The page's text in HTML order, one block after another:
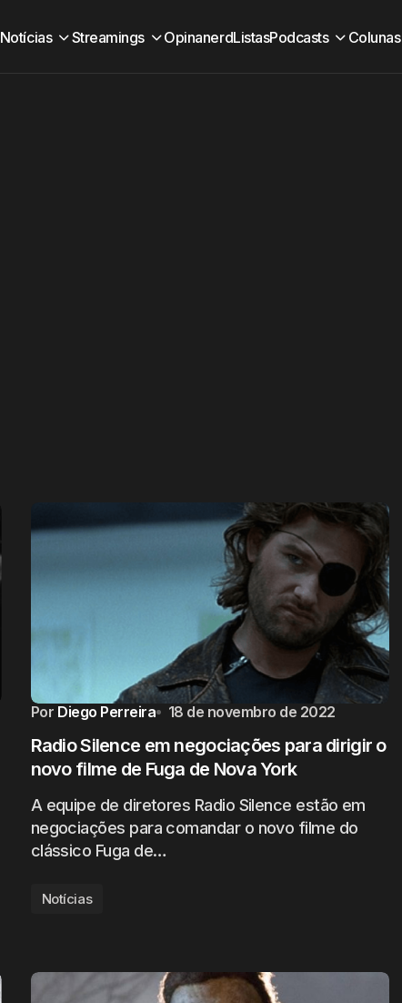
Notícias Streamings OpinanerdListasPodcasts Colunas
Por Diego Perreira 18 de novembro de 2022
Radio Silence em negociações para dirigir o
novo filme de Fuga de Nova York
A equipe de diretores Radio Silence estão em
negociações para comandar o novo filme do
clássico Fuga de…
Notícias